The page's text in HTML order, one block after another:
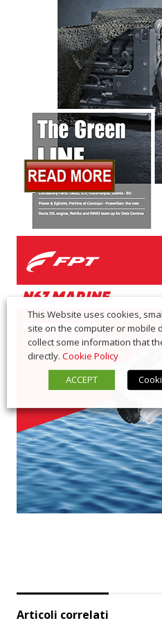
Articoli correlati
This Website uses cookies,
site on the computer or mobile
collect some information that
directly. Cookie Policy
ACCEPT